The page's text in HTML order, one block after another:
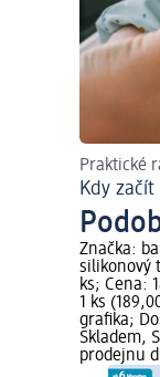
Praktické
Kdy
Značka:
silikonový
ks; Cena:
1 ks
grafika;
Skladem,
prodejnu